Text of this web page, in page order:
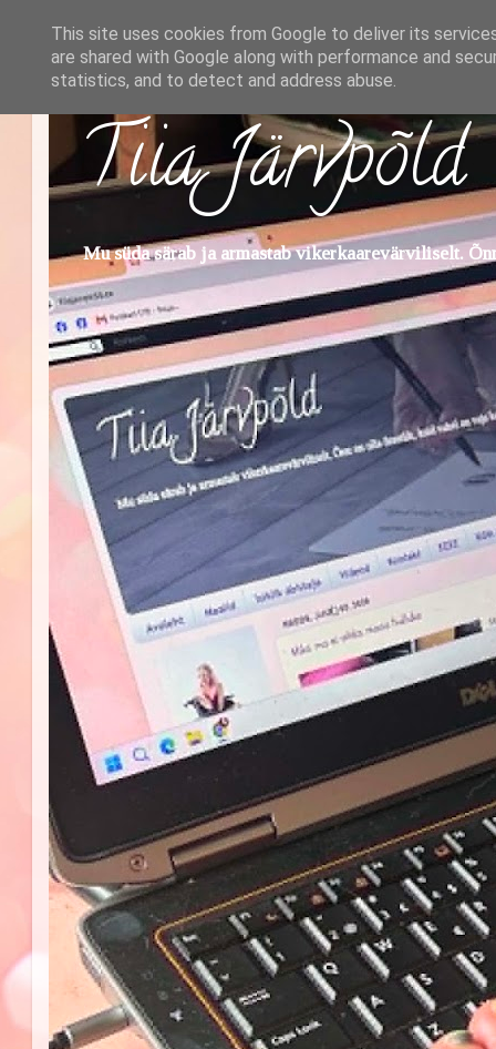
Tiia Järvpõld
Mu süda särab ja armastab vikerkaarevärviliselt.
This site uses cookies from Google to deliver its
are shared with Google along with performance and
statistics, and to detect and address abuse.